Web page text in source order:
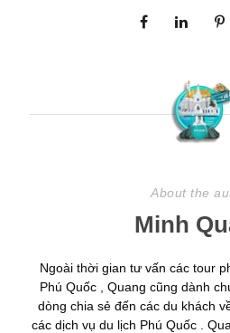
About the
Minh
Ngoài thời gian tư vấn các tour
Phú Quốc , Quang cũng dành
dòng chia sẻ đến các du khách
các dịch vụ du lịch Phú Quốc .